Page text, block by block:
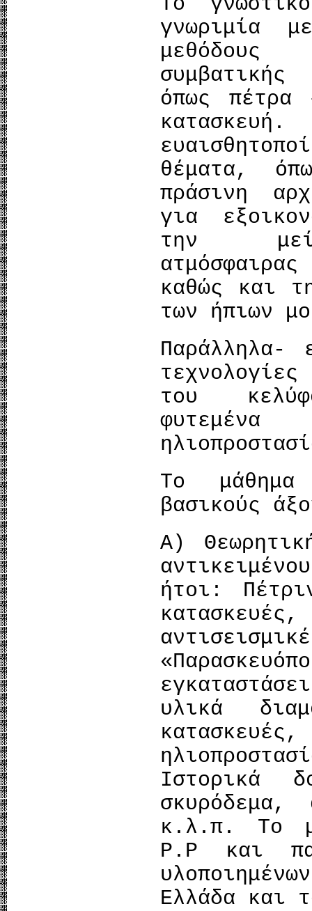
γνωριμία
όπως πέτρα
θέματα,
πράσινη
για
την
καθώς και
των ήπιων
Παράλληλα-
του
Το μάθημα
βασικούς
Α)
ήτοι:
υλικά
Ιστορικά
σκυρόδεμα,
κ.λ.π. Το
P.P και
Ελλάδα και